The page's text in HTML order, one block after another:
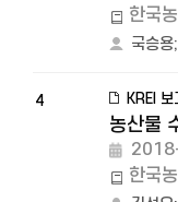
한국
국승용;
4 KREI 보
농산물
한국